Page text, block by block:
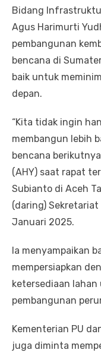
Bidang
Agus Harimurti
pembangunan
bencana di
baik untuk
depan.
“Kita tidak ingin
membangun lebih
bencana
(AHY) saat rapat
Subianto di Aceh
(daring) Sekretariat
Januari 2025.
Ia menyampaikan
mempersiapkan
ketersediaan
pembangunan
Kementerian PU
juga diminta